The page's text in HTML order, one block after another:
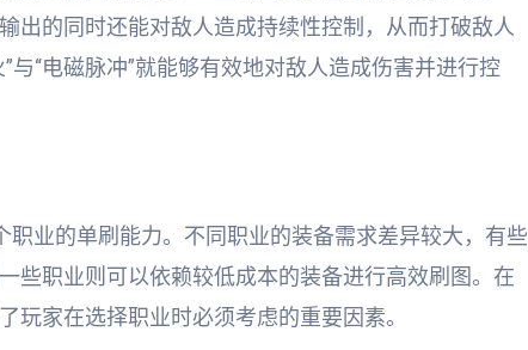
出的同时还能对敌人造成持续性控制，从而打破敌人
与“电磁脉冲”就能够有效地对敌人造成伤害并进行控
职业的单刷能力。不同职业的装备需求差异较大，有些
些职业则可以依赖较低成本的装备进行高效刷图。在
玩家在选择职业时必须考虑的重要因素。